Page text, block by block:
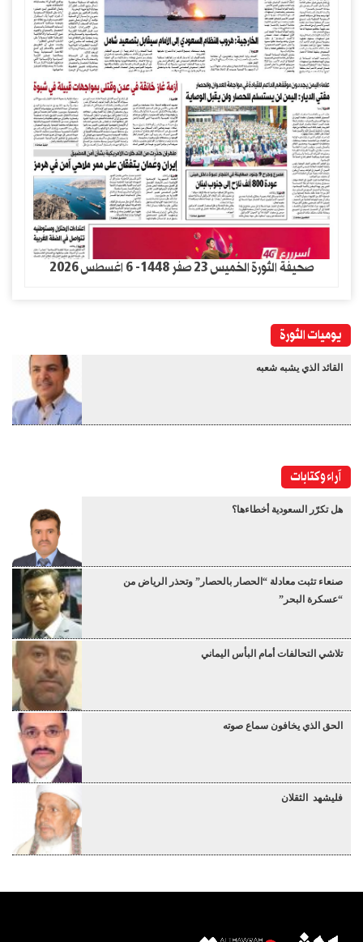
صحيفة الثورة الخميس 23 صفر 1448- 6 اغسطس 2026
يوميات الثورة
القائد الذي يشبه شعبه
آراء وكتابات
هل تكرّر السعودية أخطاءها؟
صنعاء تثبت معادلة “الحصار بالحصار” وتحذر الرياض من
“عسكرة البحر”
تلاشي التحالفات أمام البأس اليماني
الحق الذي يخافون سماع صوته
فليشهد الثقلان